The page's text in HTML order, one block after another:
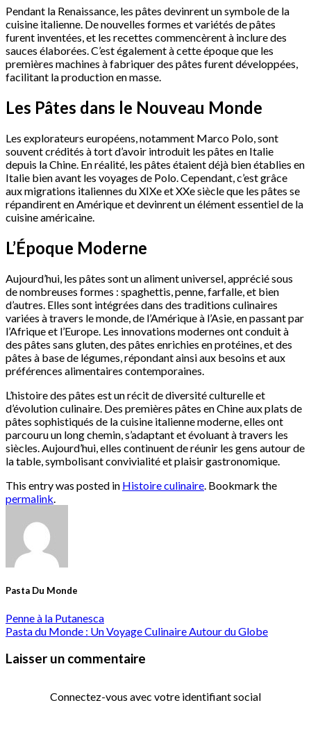
Pendant la Renaissance, les pâtes devinrent un symbole de la
cuisine italienne. De nouvelles formes et variétés de pâtes
furent inventées, et les recettes commencèrent à inclure des
sauces élaborées. C’est également à cette époque que les
premières machines à fabriquer des pâtes furent développées,
facilitant la production en masse.
Les Pâtes dans le Nouveau Monde
Les explorateurs européens, notamment Marco Polo, sont
souvent crédités à tort d’avoir introduit les pâtes en Italie
depuis la Chine. En réalité, les pâtes étaient déjà bien établies en
Italie bien avant les voyages de Polo. Cependant, c’est grâce
aux migrations italiennes du XIXe et XXe siècle que les pâtes se
répandirent en Amérique et devinrent un élément essentiel de la
cuisine américaine.
L’Époque Moderne
Aujourd’hui, les pâtes sont un aliment universel, apprécié sous
de nombreuses formes : spaghettis, penne, farfalle, et bien
d’autres. Elles sont intégrées dans des traditions culinaires
variées à travers le monde, de l’Amérique à l’Asie, en passant par
l’Afrique et l’Europe. Les innovations modernes ont conduit à
des pâtes sans gluten, des pâtes enrichies en protéines, et des
pâtes à base de légumes, répondant ainsi aux besoins et aux
préférences alimentaires contemporaines.
L’histoire des pâtes est un récit de diversité culturelle et
d’évolution culinaire. Des premières pâtes en Chine aux plats de
pâtes sophistiqués de la cuisine italienne moderne, elles ont
parcouru un long chemin, s’adaptant et évoluant à travers les
siècles. Aujourd’hui, elles continuent de réunir les gens autour de
la table, symbolisant convivialité et plaisir gastronomique.
This entry was posted in Histoire culinaire . Bookmark the
permalink
Pasta Du Monde
Penne à la Putanesca
Pasta du Monde : Un Voyage Culinaire Autour du Globe
Laisser un commentaire
Connectez-vous avec votre identifiant social